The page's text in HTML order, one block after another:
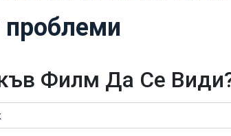
Филм Да Се